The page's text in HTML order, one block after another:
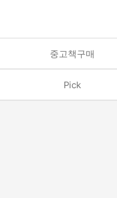
중고책구매
Pick